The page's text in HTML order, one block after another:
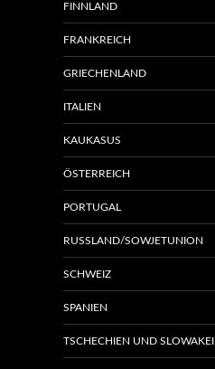
FINNLAND
FRANKREICH
GRIECHENLAND
ITALIEN
KAUKASUS
ÖSTERREICH
PORTUGAL
RUSSLAND/SOWJETUNION
SCHWEIZ
SPANIEN
TSCHECHIEN UND SLOWAKEI